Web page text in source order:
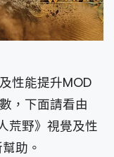
性能提升MOD
，下面請看由
荒野》視覺及性
助。